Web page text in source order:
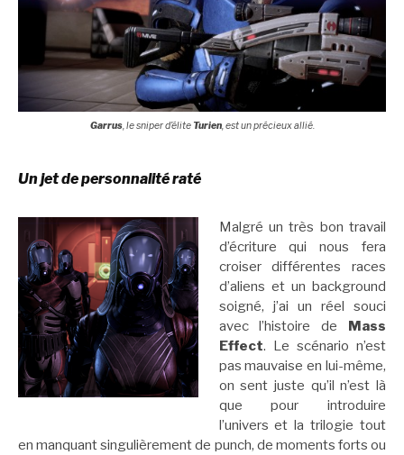
Garrus, le sniper d’élite Turien, est un précieux allié.
Un jet de personnalité raté
Malgré un très bon travail
d’écriture qui nous fera
croiser différentes races
d’aliens et un background
soigné, j’ai un réel souci
avec l’histoire de Mass
Effect. Le scénario n’est
pas mauvaise en lui-même,
on sent juste qu’il n’est là
que pour introduire
l’univers et la trilogie tout
en manquant singulièrement de punch, de moments forts ou